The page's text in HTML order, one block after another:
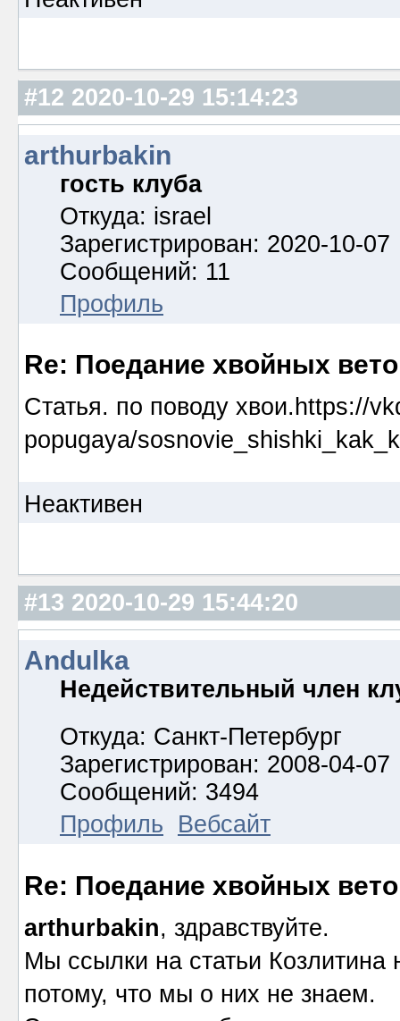
#12 2020-10-29 15:14:23
arthurbakin
гость клуба
Откуда: israel
Зарегистрирован: 2020-10-07
Сообщений: 11
Профиль
Re: Поедание хвойных
Статья. по поводу хвои.https://
popugaya/
Неактивен
#13 2020-10-29 15:44:20
Andulka
Недействительный член
Откуда: Санкт-Петербург
Зарегистрирован: 2008-04-07
Сообщений: 3494
Профиль
Вебсайт
Re: Поедание хвойных
arthurbakin, здравствуйте.
Мы ссылки на статьи
потому, что мы о них не знаем.